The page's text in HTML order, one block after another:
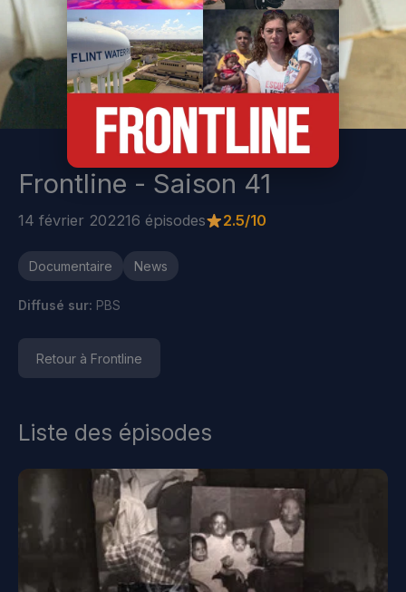
Frontline - Saison 41
14 février 202216 épisodes 2.5/10
Documentaire News
Diffusé sur: PBS
Retour à Frontline
Liste des épisodes